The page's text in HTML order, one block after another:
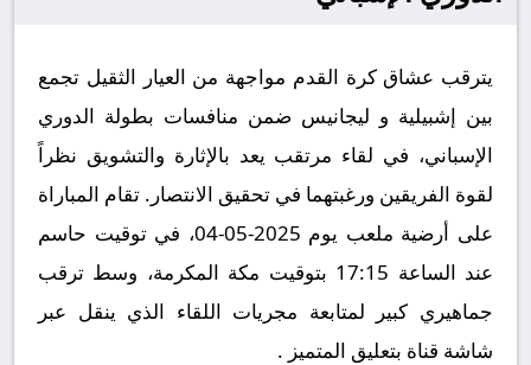
يترقب عشاق كرة القدم مواجهة من العيار الثقيل تجمع
بين إشبيلية و ليجانيس ضمن منافسات بطولة الدوري
الإسباني، في لقاء مرتقب يعد بالإثارة والتشويق نظراً
لقوة الفريقين ورغبتهما في تحقيق الانتصار. تقام المباراة
على أرضية ملعب يوم 2025-05-04، في توقيت حاسم
عند الساعة 17:15 بتوقيت مكة المكرمة، وسط ترقب
جماهيري كبير لمتابعة مجريات اللقاء الذي ينقل عبر
شاشة قناة بتعليق المتميز .